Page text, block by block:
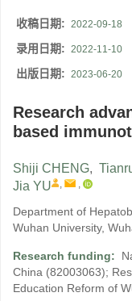
收稿日期: 2022-09-18
录用日期: 2022-11-10
出版日期: 2023-06-20
Research
based
Shiji CHENG,
Jia YU
, ,
Department of
Wuhan University,
Research funding:
China (82003063);
Education Reform of